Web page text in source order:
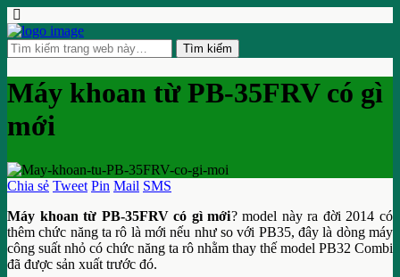
Máy khoan từ PB-35FRV có gì
mới
Chia sẻ Tweet Pin Mail SMS
Máy khoan từ PB-35FRV có gì mới? model này ra đời 2014 có
thêm chức năng ta rô là mới nếu như so với PB35, đây là dòng máy
công suất nhỏ có chức năng ta rô nhằm thay thế model PB32 Combi
đã được sản xuất trước đó.